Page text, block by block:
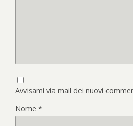
Avvisami via mail dei nuovi
Nome *